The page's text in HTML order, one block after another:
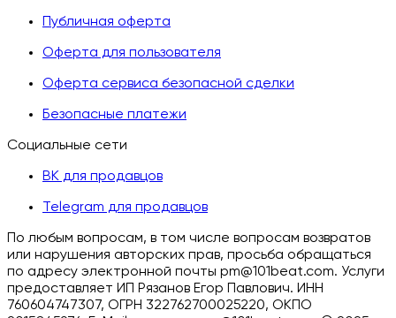
Публичная оферта
Оферта для пользователя
Оферта сервиса безопасной сделки
Безопасные платежи
Социальные сети
ВК для продавцов
Telegram для продавцов
По любым вопросам, в том числе вопросам возвратов
или нарушения авторских прав, просьба обращаться
по адресу электронной почты pm@101beat.com. Услуги
предоставляет ИП Рязанов Егор Павлович. ИНН
760604747307, ОГРН 322762700025220, ОКПО